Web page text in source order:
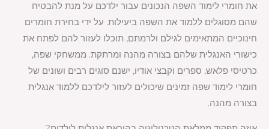
את חומרי לימוד השפה הנכונים עבור ילדכם על מנת להבטיח
שהם מסוגלים ללמוד את השפה ביעילות. על ידי בחירת חומרים
חינוכיים המתאימים לגילם ולרמתם, תוכלו לעזור להם לפתח את
כישורי האנגלית שלהם בצורה מהנה ומרתקת. ממשחקי שפה,
כרטיסי פלאש, ספרים וקבצי אודיו, ישנם סוגים רבים ושונים של
חומרי לימוד שפה זמינים שיכולים לעזור לילדכם ללמוד אנגלית
בצורה מהנה.